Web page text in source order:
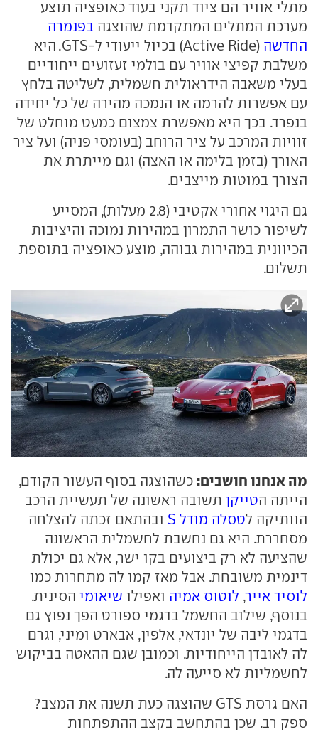
מתלי אוויר הם ציוד תקני בעוד כאופציה תוצע
מערכת המתלים המתקדמת שהוצגה בפנמרה
החדשה
(Active Ride) בכיול ייעודי ל-GTS. היא
משלבת קפיצי אוויר עם בולמי זעזועים ייחודיים
בעלי משאבה הידראולית חשמלית, לשליטה בלחץ
עם אפשרות להרמה או הנמכה מהירה של כל יחידה
בנפרד. בכך היא מאפשרת צמצום כמעט מוחלט של
זוויות המרכב על ציר הרוחב (בעומסי פניה) ועל ציר
האורך (בזמן בלימה או האצה) וגם מייתרת את
הצורך במוטות מייצבים.
גם היגוי אחורי אקטיבי (2.8 מעלות), המסייע
לשיפור כושר התמרון במהירות נמוכה והיציבות
הכיוונית במהירות גבוהה, מוצע כאופציה בתוספת
תשלום.
מה אנחנו חושבים: כשהוצגה בסוף העשור הקודם,
הייתה הטייקן תשובה ראשונה של תעשיית הרכב
הוותיקה לטסלה מודל S
ובהתאם זכתה להצלחה
מסחררת. היא גם נחשבת לחשמלית הראשונה
שהציעה לא רק ביצועים בקו ישר, אלא גם יכולת
דינמית משובחת. אבל מאז קמו לה מתחרות כמו
לוסיד אייר, לוטוס אמיה ואפילו שיאומי הסינית.
בנוסף, שילוב החשמל בדגמי ספורט הפך נפוץ גם
בדגמי ליבה של יונדאי, אלפין, אבארט ומיני, וגרם
לה לאובדן הייחודיות. וכמובן שגם ההאטה בביקוש
לחשמליות לא סייעה לה.
האם גרסת GTS שהוצגה כעת תשנה את המצב?
ספק רב. שכן בהתחשב בקצב ההתפתחות